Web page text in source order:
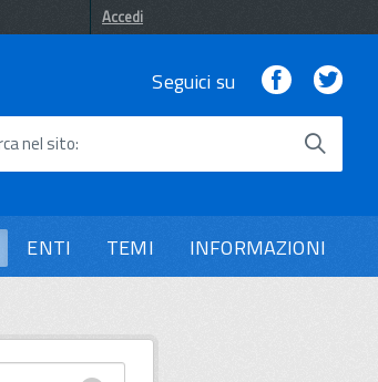
Accedi
Seguici su Facebook
nel sito
ENTI TEMI INFORMAZIONI